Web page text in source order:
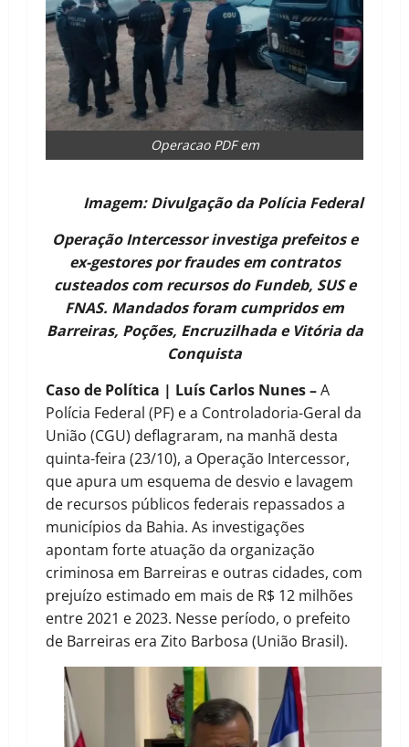
Operacao PDF em
Imagem: Divulgação da Polícia Federal
Operação Intercessor investiga prefeitos e
ex-gestores por fraudes em contratos
custeados com recursos do Fundeb, SUS e
FNAS. Mandados foram cumpridos em
Barreiras, Poções, Encruzilhada e Vitória da
Conquista
Caso de Política | Luís Carlos Nunes –A
Polícia Federal (PF) e a Controladoria-Geral da
União (CGU) deflagraram, na manhã desta
quinta-feira (23/10), a Operação Intercessor,
que apura um esquema de desvio e lavagem
de recursos públicos federais repassados a
municípios da Bahia. As investigações
apontam forte atuação da organização
criminosa em Barreiras e outras cidades, com
prejuízo estimado em mais de R$ 12 milhões
entre 2021 e 2023. Nesse período, o prefeito
de Barreiras era Zito Barbosa (União Brasil).